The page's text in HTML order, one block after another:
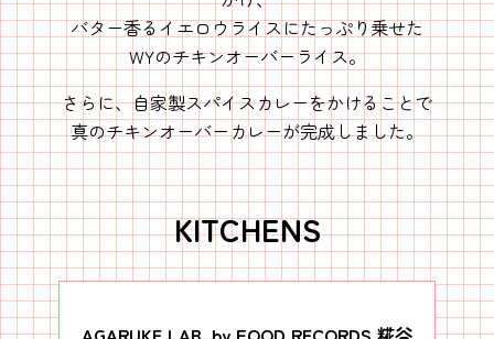
バター香るイエロウライスにたっぷり乗せた
WYのチキンオーバーライス。
さらに、自家製スパイスカレーをかけることで
真のチキンオーバーカレーが完成しました。
KITCHENS